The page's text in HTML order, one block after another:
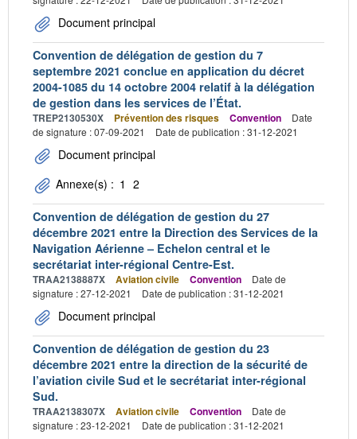
Document principal
Convention de délégation de gestion du 7
septembre 2021 conclue en application du décret
2004-1085 du 14 octobre 2004 relatif à la délégation
de gestion dans les services de l’État.
TREP2130530X Prévention des risques Convention
Date
de signature : 07-09-2021
Date de publication : 31-12-2021
Document principal
Annexe(s) : 1 2
Convention de délégation de gestion du 27
décembre 2021 entre la Direction des Services de la
Navigation Aérienne – Echelon central et le
secrétariat inter-régional Centre-Est.
TRAA2138887X Aviation civile Convention
Date de
signature : 27-12-2021
Date de publication : 31-12-2021
Document principal
Convention de délégation de gestion du 23
décembre 2021 entre la direction de la sécurité de
l’aviation civile Sud et le secrétariat inter-régional
Sud.
TRAA2138307X Aviation civile Convention
Date de
signature : 23-12-2021
Date de publication : 31-12-2021